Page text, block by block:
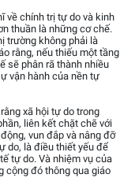
về chính trị tự do và kinh
thuần là những cơ chế.
trường không phải là
rằng, nếu thiếu một tầng
sẽ phân rã thành nhiều
vận hành của nền tự
xã hội tự do trong
liên kết chặt chẽ với
vun đắp và nâng đỡ
do, là điều thiết yếu để
tự do. Và nhiệm vụ của
cộng đó thông qua giáo